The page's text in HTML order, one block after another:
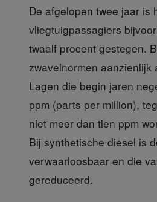
De afgelopen twee jaar is
vliegtuigpassagiers
twaalf procent gestegen.
zwavelnormen aanzienlijk
Lagen die begin jaren
ppm (parts per million),
niet meer dan tien ppm
Bij synthetische diesel is
verwaarloosbaar en die
gereduceerd.